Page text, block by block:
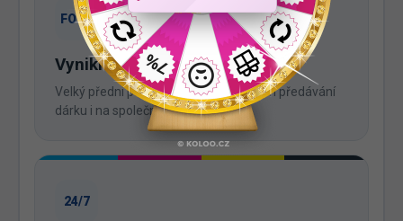
FOTO
Vynikne na fotografiích
Velký přední potisk je dobře viditelný při předávání
dárku i na společných snímcích.
24/7